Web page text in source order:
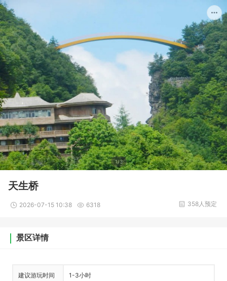
1/3
天生桥
2026-07-15 10:38 6318 358人预定
景区详情
建议游玩时间 1-3小时